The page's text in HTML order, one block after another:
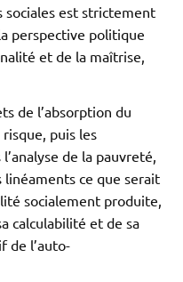
sociales est strictement
perspective politique
et de la maîtrise,
de l’absorption du
puis les
de la pauvreté,
ce que serait
socialement produite,
calculabilité et de sa
de l’auto-